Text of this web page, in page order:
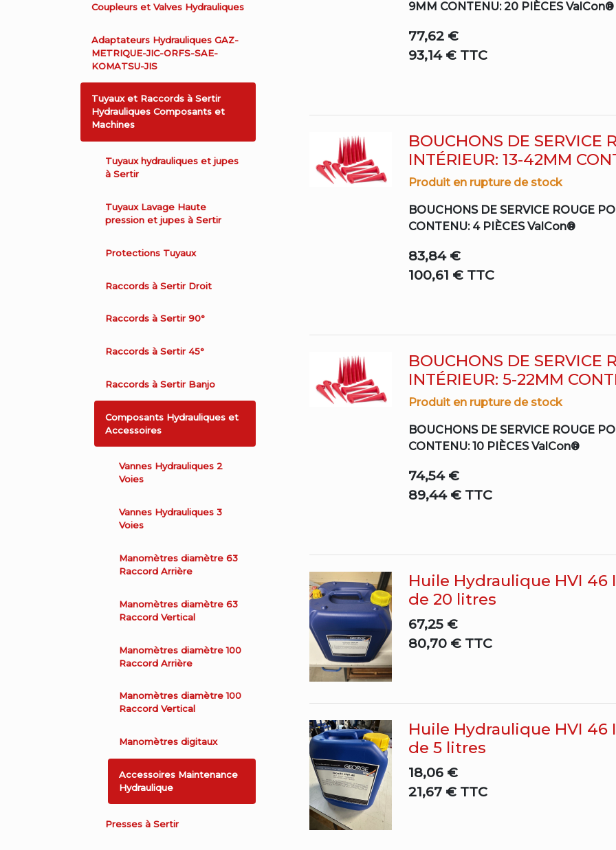
9MM CONTENU: 20 PIÈCES ValCon®
77,62 €
93,14 € TTC
BOUCHONS DE SERVICE
INTÉRIEUR: 13-42MM
Produit en rupture de stock
BOUCHONS DE SERVICE ROUGE
CONTENU: 4 PIÈCES ValCon®
83,84 €
100,61 € TTC
BOUCHONS DE SERVICE
INTÉRIEUR: 5-22MM
Produit en rupture de stock
BOUCHONS DE SERVICE ROUGE
CONTENU: 10 PIÈCES ValCon®
74,54 €
89,44 € TTC
Huile Hydraulique HVI 46
de 20 litres
67,25 €
80,70 € TTC
Huile Hydraulique HVI 46
de 5 litres
18,06 €
21,67 € TTC
Coupleurs et Valves Hydrauliques
Adaptateurs Hydrauliques GAZ-
METRIQUE-JIC-ORFS-SAE-
KOMATSU-JIS
Tuyaux et Raccords à Sertir
Hydrauliques Composants et
Machines
Tuyaux hydrauliques et jupes
à Sertir
Tuyaux Lavage Haute
pression et jupes à Sertir
Protections Tuyaux
Raccords à Sertir Droit
Raccords à Sertir 90°
Raccords à Sertir 45°
Raccords à Sertir Banjo
Composants Hydrauliques et
Accessoires
Vannes Hydrauliques 2
Voies
Vannes Hydrauliques 3
Voies
Manomètres diamètre 63
Raccord Arrière
Manomètres diamètre 63
Raccord Vertical
Manomètres diamètre 100
Raccord Arrière
Manomètres diamètre 100
Raccord Vertical
Manomètres digitaux
Accessoires Maintenance
Hydraulique
Presses à Sertir